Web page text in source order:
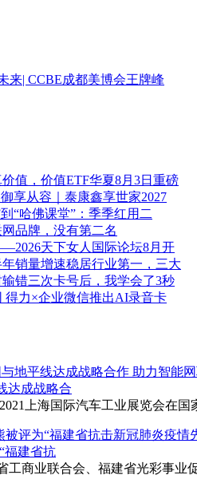
来| CCBE成都美博会王牌峰
值，价值ETF华夏8月3日重磅
享从容｜泰康鑫享世家2027
“哈佛课堂”：季季红用二
品牌，没有第二名
天下女人国际论坛8月开
销量增速稳居行业第一，三大
错三次卡号后，我学会了3秒
得力×企业微信推出AI录音卡
达成战略合
上海国际汽车工业展览会在国
福建省抗
商业联合会、福建省光彩事业